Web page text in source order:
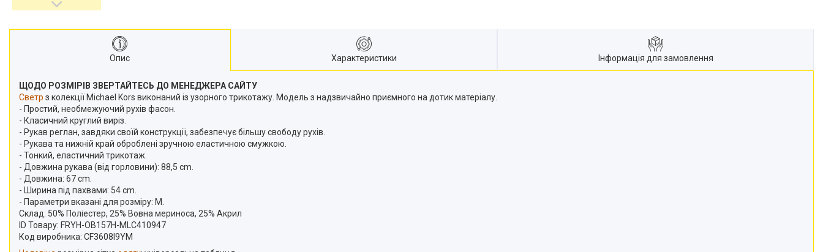
Опис Характеристики Інформація для замовлення
ЩОДО РОЗМІРІВ ЗВЕРТАЙТЕСЬ ДО МЕНЕДЖЕРА САЙТУ
Светр з колекції Michael Kors виконаний із узорного трикотажу. Модель з надзвичайно приємного на дотик матеріалу.
- Простий, необмежуючий рухів фасон.
- Класичний круглий виріз.
- Рукав реглан, завдяки своїй конструкції, забезпечує більшу свободу рухів.
- Рукава та нижній край оброблені зручною еластичною смужкою.
- Тонкий, еластичний трикотаж.
- Довжина рукава (від горловини): 88,5 cm.
- Довжина: 67 cm.
- Ширина під пахвами: 54 cm.
- Параметри вказані для розміру: M.
Склад: 50% Поліестер, 25% Вовна мериноса, 25% Акрил
ID Товару: FRYH-OB157H-MLC410947
Код виробника: CF3608I9YM